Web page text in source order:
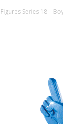
Series 18 –